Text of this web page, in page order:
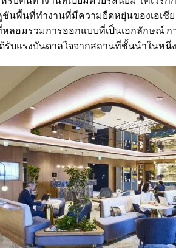
นพื้นที่ทำงานที่มีความยืดหยุ่นของเอเชี
หลอมรวมการออกแบบที่เป็นเอกลักษณ์
รับแรงบันดาลใจจากสถานที่ชั้นนำในหนึ่